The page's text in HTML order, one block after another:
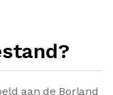
aan de Borland